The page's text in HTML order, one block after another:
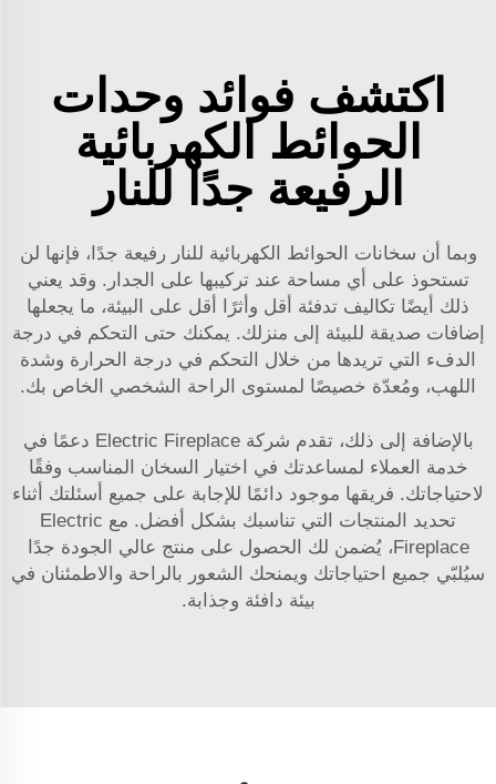
اكتشف فوائد وحدات
الحوائط الكهربائية
الرفيعة جدًا للنار
وبما أن سخانات الحوائط الكهربائية للنار رفيعة جدًا، فإنها لن
تستحوذ على أي مساحة عند تركيبها على الجدار. وقد يعني
ذلك أيضًا تكاليف تدفئة أقل وأثرًا أقل على البيئة، ما يجعلها
إضافات صديقة للبيئة إلى منزلك. يمكنك حتى التحكم في درجة
الدفء التي تريدها من خلال التحكم في درجة الحرارة وشدة
اللهب، ومُعدّة خصيصًا لمستوى الراحة الشخصي الخاص بك.
بالإضافة إلى ذلك، تقدم شركة Electric Fireplace دعمًا في
خدمة العملاء لمساعدتك في اختيار السخان المناسب وفقًا
لاحتياجاتك. فريقها موجود دائمًا للإجابة على جميع أسئلتك أثناء
تحديد المنتجات التي تناسبك بشكل أفضل. مع Electric
Fireplace، يُضمن لك الحصول على منتج عالي الجودة جدًا
سيُلبّي جميع احتياجاتك ويمنحك الشعور بالراحة والاطمئنان في
بيئة دافئة وجذابة.